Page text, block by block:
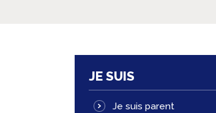
JE SUIS
Je suis parent